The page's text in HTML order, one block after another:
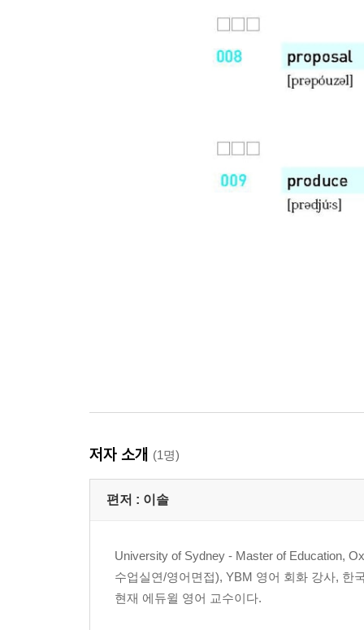
저자 소개 (1명)
편저 : 이솔
University of Sydney - Master of Education,
수업실연/영어면접), YBM 영어 회화 강사, 한
현재 에듀윌 영어 교수이다.